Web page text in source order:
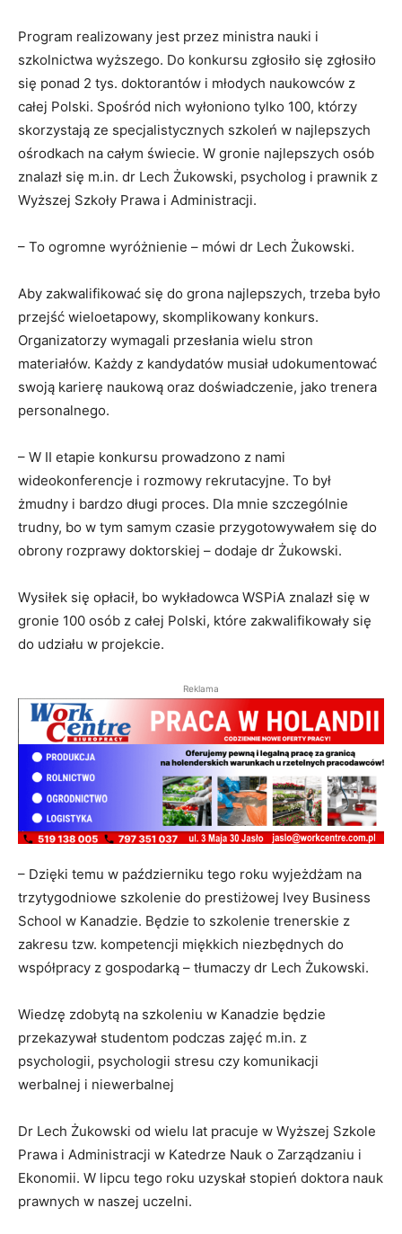
Program realizowany jest przez ministra nauki i
szkolnictwa wyższego. Do konkursu zgłosiło się zgłosiło
się ponad 2 tys. doktorantów i młodych naukowców z
całej Polski. Spośród nich wyłoniono tylko 100, którzy
skorzystają ze specjalistycznych szkoleń w najlepszych
ośrodkach na całym świecie. W gronie najlepszych osób
znalazł się m.in. dr Lech Żukowski, psycholog i prawnik z
Wyższej Szkoły Prawa i Administracji.
– To ogromne wyróżnienie – mówi dr Lech Żukowski.
Aby zakwalifikować się do grona najlepszych, trzeba było
przejść wieloetapowy, skomplikowany konkurs.
Organizatorzy wymagali przesłania wielu stron
materiałów. Każdy z kandydatów musiał udokumentować
swoją karierę naukową oraz doświadczenie, jako trenera
personalnego.
– W II etapie konkursu prowadzono z nami
wideokonferencje i rozmowy rekrutacyjne. To był
żmudny i bardzo długi proces. Dla mnie szczególnie
trudny, bo w tym samym czasie przygotowywałem się do
obrony rozprawy doktorskiej – dodaje dr Żukowski.
Wysiłek się opłacił, bo wykładowca WSPiA znalazł się w
gronie 100 osób z całej Polski, które zakwalifikowały się
do udziału w projekcie.
Reklama
– Dzięki temu w październiku tego roku wyjeżdżam na
trzytygodniowe szkolenie do prestiżowej Ivey Business
School w Kanadzie. Będzie to szkolenie trenerskie z
zakresu tzw. kompetencji miękkich niezbędnych do
współpracy z gospodarką – tłumaczy dr Lech Żukowski.
Wiedzę zdobytą na szkoleniu w Kanadzie będzie
przekazywał studentom podczas zajęć m.in. z
psychologii, psychologii stresu czy komunikacji
werbalnej i niewerbalnej
Dr Lech Żukowski od wielu lat pracuje w Wyższej Szkole
Prawa i Administracji w Katedrze Nauk o Zarządzaniu i
Ekonomii. W lipcu tego roku uzyskał stopień doktora nauk
prawnych w naszej uczelni.